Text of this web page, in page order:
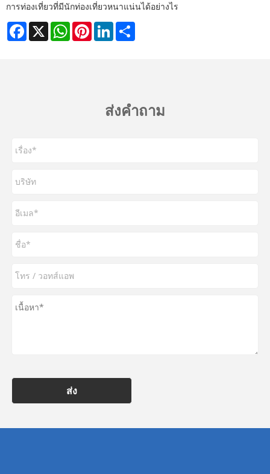
การท่องเที่ยวที่มีนักท่องเที่ยวหนาแน่นได้อย่างไร
Facebook
X WhatsAppPinterestLinkedIn
ส่งคำถาม
ส่ง